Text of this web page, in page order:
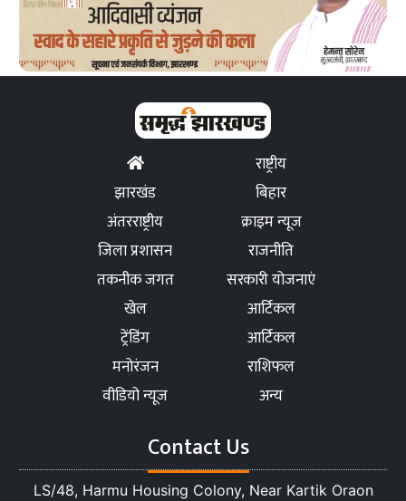
राष्ट्रीय
झारखंड
बिहार
अंतरराष्ट्रीय
क्राइम न्यूज
जिला प्रशासन
राजनीति
तकनीक जगत
सरकारी योजनाएं
खेल
आर्टिकल
ट्रेंडिंग
आर्टिकल
मनोरंजन
राशिफल
वीडियो न्यूज
अन्य
Contact Us
LS/48, Harmu Housing Colony, Near Kartik Oraon